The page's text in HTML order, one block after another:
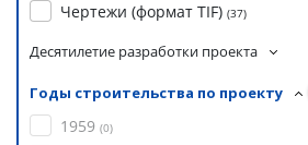
Чертежи (формат TIF) (37)
Десятилетие разработки проекта
Годы строительства по проекту
1959 (0)